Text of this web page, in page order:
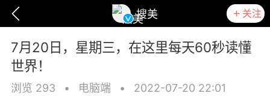
搜美 关注
7月20日，星期三，在这里每天60秒读懂
世界！
浏览 293 • 电脑端 • 2022-07-20 22:01